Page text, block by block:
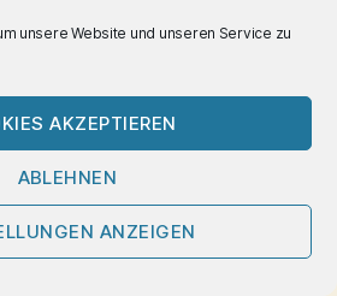
unsere Website und unseren Service zu
AKZEPTIEREN
ABLEHNEN
ANZEIGEN
und Therapie-Aktivist.